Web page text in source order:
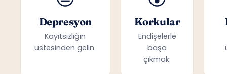
Depresyon
Kayıtsızlığın
üstesinden gelin.
Korkular
Endişelerle
başa
çıkmak.